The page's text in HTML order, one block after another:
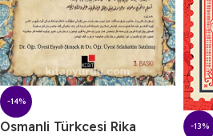
-14%
Osmanli Türkcesi Rika
-13%